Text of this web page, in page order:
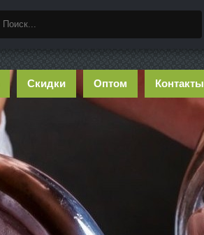
Скидки Оптом Контакты